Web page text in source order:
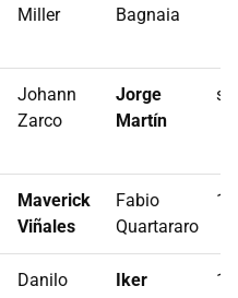
Miller
Bagnaia
Johann
Zarco
Jorge
Martín
Maverick
Viñales
Fabio
Quartararo
Danilo
Iker